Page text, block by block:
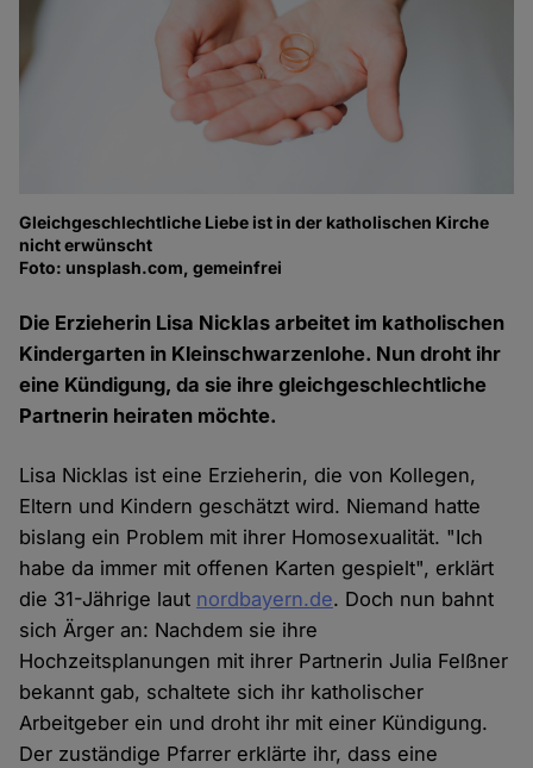
Gleichgeschlechtliche Liebe ist in der katholischen Kirche
nicht erwünscht
Foto: unsplash.com, gemeinfrei
Die Erzieherin Lisa Nicklas arbeitet im katholischen
Kindergarten in Kleinschwarzenlohe. Nun droht ihr
eine Kündigung, da sie ihre gleichgeschlechtliche
Partnerin heiraten möchte.
Lisa Nicklas ist eine Erzieherin, die von Kollegen,
Eltern und Kindern geschätzt wird. Niemand hatte
bislang ein Problem mit ihrer Homosexualität. "Ich
habe da immer mit offenen Karten gespielt", erklärt
die 31-Jährige laut nordbayern.de. Doch nun bahnt
sich Ärger an: Nachdem sie ihre
Hochzeitsplanungen mit ihrer Partnerin Julia Felßner
bekannt gab, schaltete sich ihr katholischer
Arbeitgeber ein und droht ihr mit einer Kündigung.
Der zuständige Pfarrer erklärte ihr, dass eine